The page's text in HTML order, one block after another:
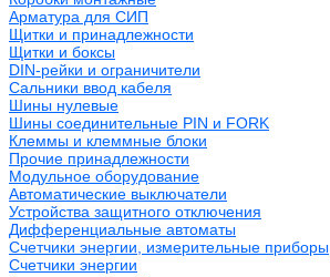
Арматура для СИП
Щитки и принадлежности
Щитки и боксы
DIN-рейки и ограничители
Сальники ввод кабеля
Шины нулевые
Шины соединительные PIN и FORK
Клеммы и клеммные блоки
Прочие принадлежности
Модульное оборудование
Автоматические выключатели
Устройства защитного отключения
Дифференциальные автоматы
Счетчики энергии, измерительные приборы
Счетчики энергии